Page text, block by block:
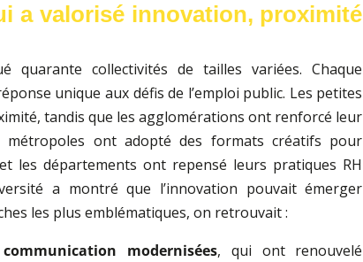
a valorisé innovation, proximité
quarante collectivités de tailles variées. Chaque
unique aux défis de l’emploi public. Les petites
tandis que les agglomérations ont renforcé leur
métropoles ont adopté des formats créatifs pour
les départements ont repensé leurs pratiques RH
a montré que l’innovation pouvait émerger
les plus emblématiques, on retrouvait :
modernisées, qui ont renouvelé